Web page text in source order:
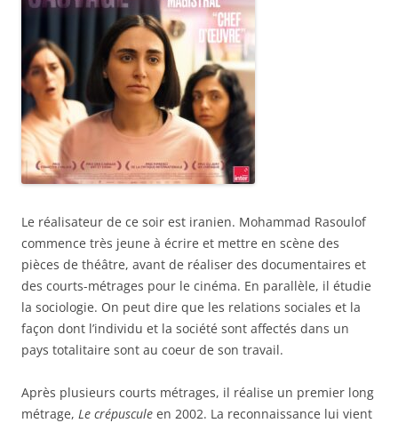
Le réalisateur de ce soir est iranien. Mohammad Rasoulof
commence très jeune à écrire et mettre en scène des
pièces de théâtre, avant de réaliser des documentaires et
des courts-métrages pour le cinéma. En parallèle, il étudie
la sociologie. On peut dire que les relations sociales et la
façon dont l’individu et la société sont affectés dans un
pays totalitaire sont au coeur de son travail.
Après plusieurs courts métrages, il réalise un premier long
métrage, Le crépuscule en 2002. La reconnaissance lui vient